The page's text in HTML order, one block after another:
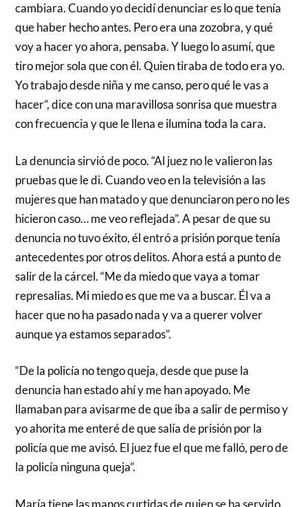
cambiara. Cuando yo decidí denunciar es lo que tenía
que haber hecho antes. Pero era una zozobra, y qué
voy a hacer yo ahora, pensaba. Y luego lo asumí, que
tiro mejor sola que con él. Quien tiraba de todo era yo.
Yo trabajo desde niña y me canso, pero qué le vas a
hacer”, dice con una maravillosa sonrisa que muestra
con frecuencia y que le llena e ilumina toda la cara.
La denuncia sirvió de poco. “Al juez no le valieron las
pruebas que le di. Cuando veo en la televisión a las
mujeres que han matado y que denunciaron pero no les
hicieron caso… me veo reflejada”. A pesar de que su
denuncia no tuvo éxito, él entró a prisión porque tenía
antecedentes por otros delitos. Ahora está a punto de
salir de la cárcel. “Me da miedo que vaya a tomar
represalias. Mi miedo es que me va a buscar. Él va a
hacer que no ha pasado nada y va a querer volver
aunque ya estamos separados”.
“De la policía no tengo queja, desde que puse la
denuncia han estado ahí y me han apoyado. Me
llamaban para avisarme de que iba a salir de permiso y
yo ahorita me enteré de que salía de prisión por la
policía que me avisó. El juez fue el que me falló, pero de
la policía ninguna queja”.
María tiene las manos curtidas de quien se ha servido